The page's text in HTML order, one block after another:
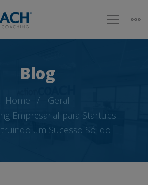
Blog
Home
Geral
Empresarial para Startups:
um Sucesso Sólido